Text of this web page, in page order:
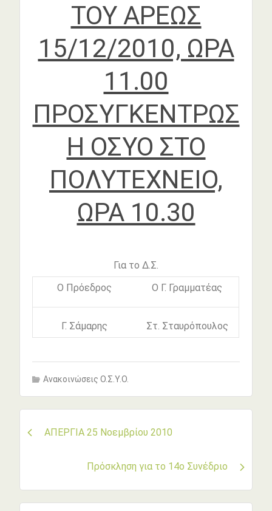
ΤΟΥ ΑΡΕΩΣ
15/12/2010, ΩΡΑ
11.00
ΠΡΟΣΥΓΚΕΝΤΡΩΣ
Η ΟΣΥΟ ΣΤΟ
ΠΟΛΥΤΕΧΝΕΙΟ,
ΩΡΑ 10.30
Για το Δ.Σ.
Ο Πρόεδρος
Ο Γ. Γραμματέας
Γ. Σάμαρης Στ. Σταυρόπουλος
Ανακοινώσεις Ο.Σ.Υ.Ο.
Πλοήγηση
άρθρων
ΑΠΕΡΓΙΑ 25 Νοεμβρίου 2010
Πρόσκληση για το 14ο Συνέδριο